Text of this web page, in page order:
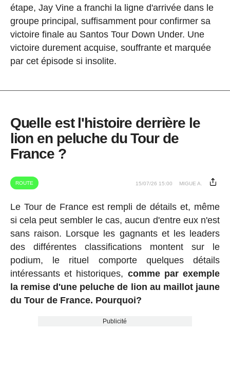
étape, Jay Vine a franchi la ligne d'arrivée dans le
groupe principal, suffisamment pour confirmer sa
victoire finale au Santos Tour Down Under. Une
victoire durement acquise, souffrante et marquée
par cet épisode si insolite.
Quelle est l'histoire derrière le
lion en peluche du Tour de
France ?
ROUTE 15/07/26 15:00 MIGUE A.
Le Tour de France est rempli de détails et, même
si cela peut sembler le cas, aucun d'entre eux n'est
sans raison. Lorsque les gagnants et les leaders
des différentes classifications montent sur le
podium, le rituel comporte quelques détails
intéressants et historiques, comme par exemple
la remise d'une peluche de lion au maillot jaune
du Tour de France. Pourquoi?
Publicité